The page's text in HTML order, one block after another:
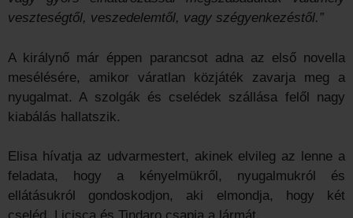
veszte­ségtől, veszedelemtől, vagy szégyenkezéstől.”
A királynő már éppen parancsot adna az első novella
mesélésére, amikor váratlan közjáték zavarja meg a
nyugalmat. A szolgák és cselédek szállása felől nagy
kiabálás hallatszik.
Elisa hívatja az udvarmestert, akinek elvileg az lenne a
feladata, hogy a kényelmükről, nyugalmukról és
ellátásukról gondoskodjon, aki elmondja, hogy két